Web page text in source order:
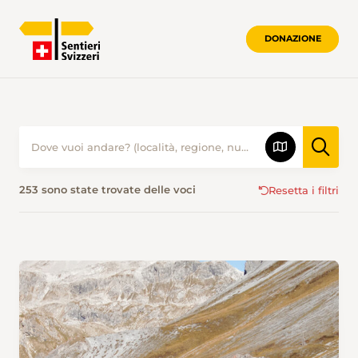
DONAZIONE
253 sono state trovate delle voci Resetta i filtri